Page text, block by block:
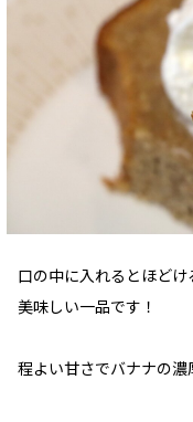
口の中に入れるとほど
美味しい一品です！
程よい甘さでバナナの